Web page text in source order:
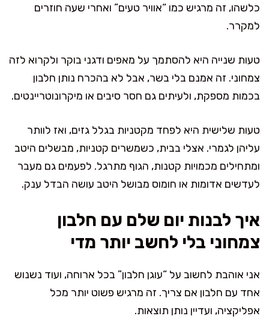
כלשהו, זה מרגיש כמו “אוויר טעים” ואחרי שעה חוזרים
למקרר.
טעות שנייה היא להסתמך על מאפים ודגני בוקר ולקרוא לזה
צמחוני. זה אמנם בלי בשר, אבל לא בהכרח נותן חלבון
בכמות מספקת, ולעיתים גם חסר סיבים או מיקרונוטריינטים.
טעות שלישית היא לפחד מקטניות בגלל גזים, ואז לוותר
עליהן לגמרי. אצלי בבית, כשמשרים קטניות, מבשלים היטב
ומתחילים מכמויות קטנות, הגוף מתרגל. לפעמים גם מעבר
לעדשים אדומות או חומוס מבושל היטב עושה הבדל ענק.
איך לבנות יום שלם עם חלבון
צמחוני בלי לחשב יותר מדי
אני אוהבת לחשוב על “עוגן חלבון” בכל ארוחה, ועוד נשנוש
אחד עם חלבון אם צריך. זה מרגיש פשוט יותר מכל
אפליקציה, ועדיין נותן תוצאות.